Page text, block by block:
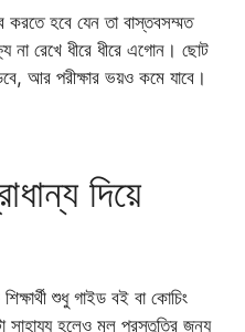
করতে হবে যেন তা বাস্তবসম্মত
রেখে ধীরে ধীরে এগোন। ছোট
আর পরীক্ষার ভয়ও কমে যাবে।
দিয়ে
শুধু গাইড বই বা কোচিং
সাহায্য হলেও মূল প্রস্তুতির জন্য